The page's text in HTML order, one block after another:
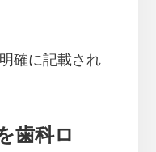
確に記載され
歯科ロ